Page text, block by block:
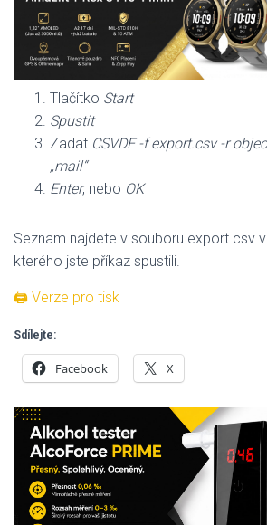
Tlačítko Start
Spustit
Zadat CSVDE -f export.csv -r
„mail“
Enter, nebo OK
Seznam najdete v souboru export.csv
kterého jste příkaz spustili.
🖨 Verze pro tisk
Sdílejte:
Facebook X